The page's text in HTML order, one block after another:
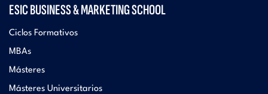
ESIC BUSINESS & MARKETING SCHOOL
Ciclos Formativos
MBAs
Másteres
Másteres Universitarios